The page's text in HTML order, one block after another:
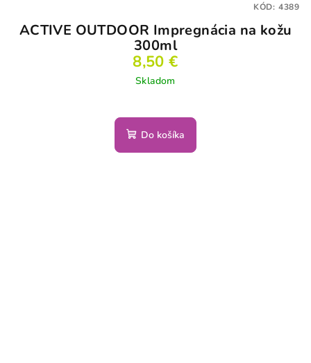
ACTIVE OUTDOOR Impregnácia na kožu
300ml
8,50 €
Skladom
Do košíka
KÓD: 4389